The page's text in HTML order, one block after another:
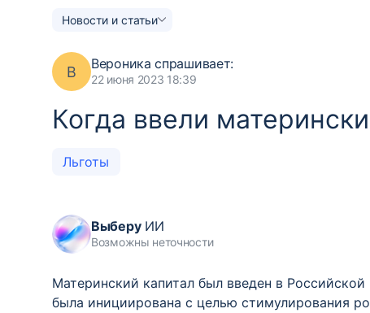
Новости и статьи
В Вероника спрашивает:
22 июня 2023 18:39
Когда ввели
Льготы
ВыберуИИ
Возможны неточности
Материнский капитал был введен в
была инициирована с целью стимулирования